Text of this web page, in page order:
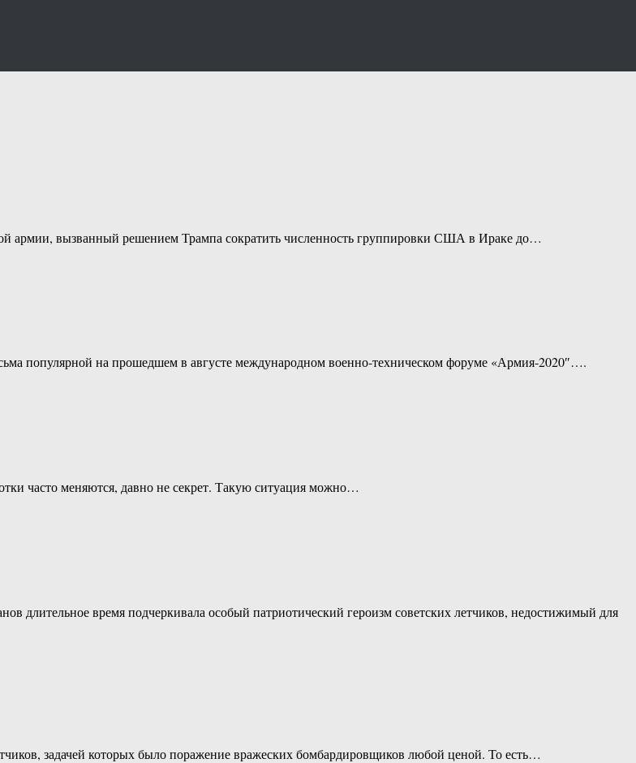
армии, вызванный решением Трампа сократить численность группировки США в Ираке до…
популярной на прошедшем в августе международном военно-техническом форуме «Армия-2020″….
часто меняются, давно не секрет. Такую ситуация можно…
длительное время подчеркивала особый патриотический героизм советских летчиков, недостижимый для
задачей которых было поражение вражеских бомбардировщиков любой ценой. То есть…